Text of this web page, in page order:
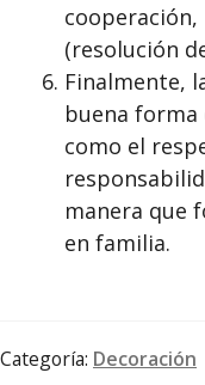
(resolución
Finalmente,
buena
como el
manera que
en familia.
Categoría: Decoración